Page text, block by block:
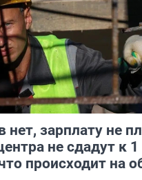
5 Обсудить
Обсудить
нет, зарплату не
не сдадут к 1
происходит на